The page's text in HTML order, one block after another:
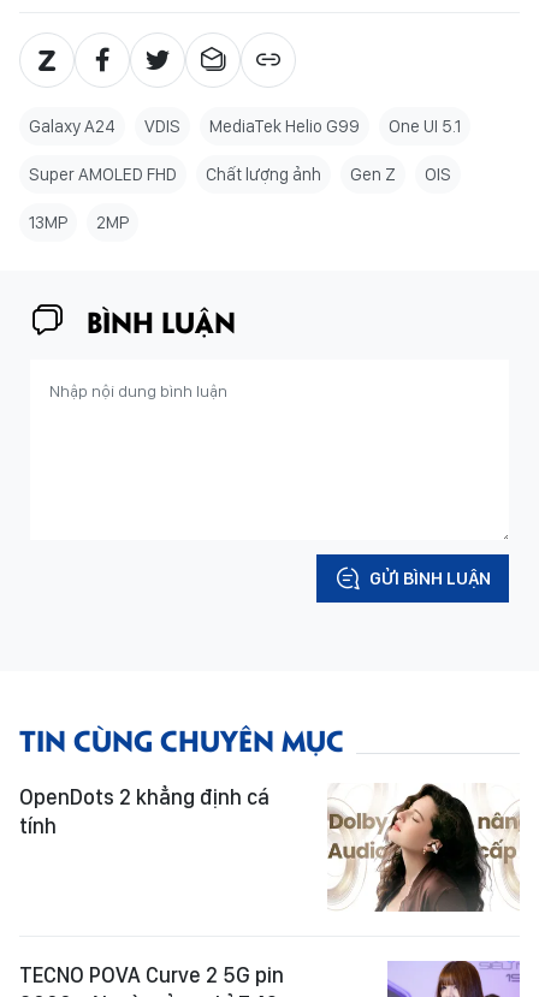
Galaxy A24 VDIS MediaTek Helio G99 One UI 5.1
Super AMOLED FHD Chất lượng ảnh Gen Z OIS
13MP 2MP
BÌNH LUẬN
GỬI BÌNH LUẬN
TIN CÙNG CHUYÊN MỤC
OpenDots 2 khẳng định cá
tính
TECNO POVA Curve 2 5G pin